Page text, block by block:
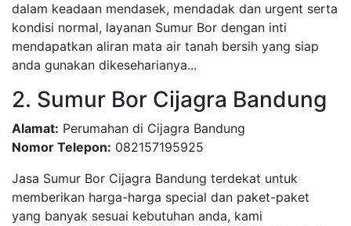
dalam keadaan mendasek, mendadak dan urgent serta
kondisi normal, layanan Sumur Bor dengan inti
mendapatkan aliran mata air tanah bersih yang siap
anda gunakan dikeseharianya...
2. Sumur Bor Cijagra Bandung
Alamat: Perumahan di Cijagra Bandung
Nomor Telepon: 082157195925
Jasa Sumur Bor Cijagra Bandung terdekat untuk
memberikan harga-harga special dan paket-paket
yang banyak sesuai kebutuhan anda, kami